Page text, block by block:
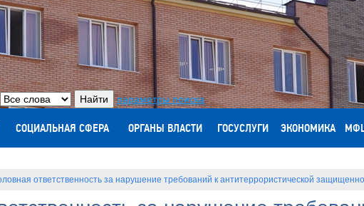
параметры поиска
СОЦИАЛЬНАЯ СФЕРА ОРГАНЫ ВЛАСТИ ГОСУСЛУГИ ЭКОНОМИКА
ответственность за нарушение требований к антитеррористической